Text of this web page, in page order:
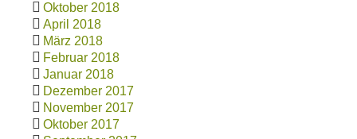
Oktober 2018
April 2018
März 2018
Februar 2018
Januar 2018
Dezember 2017
November 2017
Oktober 2017